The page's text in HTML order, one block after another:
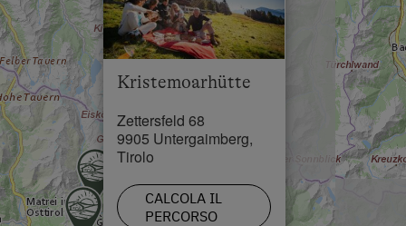
Kristemoarhütte
Zettersfeld 68
9905 Untergaimberg,
Tirolo
CALCOLA IL
PERCORSO